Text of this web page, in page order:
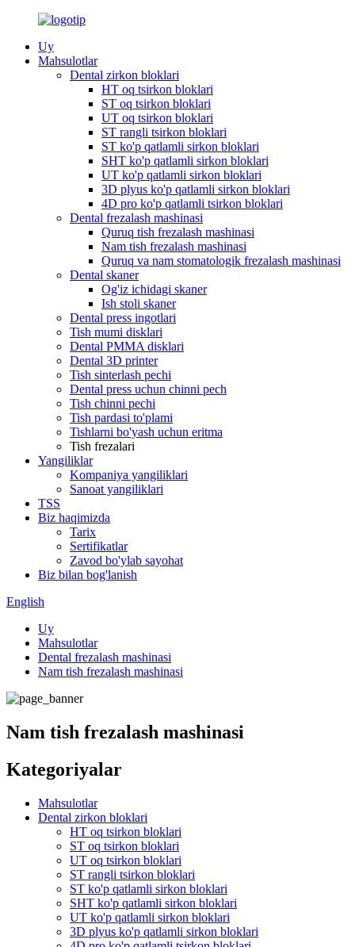
Uy
Mahsulotlar
Dental zirkon bloklari
HT oq tsirkon bloklari
ST oq tsirkon bloklari
UT oq tsirkon bloklari
ST rangli tsirkon bloklari
ST ko'p qatlamli sirkon bloklari
SHT ko'p qatlamli sirkon bloklari
UT ko'p qatlamli sirkon bloklari
3D plyus ko'p qatlamli sirkon bloklari
4D pro ko'p qatlamli tsirkon bloklari
Dental frezalash mashinasi
Quruq tish frezalash mashinasi
Nam tish frezalash mashinasi
Quruq va nam stomatologik frezalash mashinasi
Dental skaner
Og'iz ichidagi skaner
Ish stoli skaner
Dental press ingotlari
Tish mumi disklari
Dental PMMA disklari
Dental 3D printer
Tish sinterlash pechi
Dental press uchun chinni pech
Tish chinni pechi
Tish pardasi to'plami
Tishlarni bo'yash uchun eritma
Tish frezalari
Yangiliklar
Kompaniya yangiliklari
Sanoat yangiliklari
TSS
Biz haqimizda
Tarix
Sertifikatlar
Zavod bo'ylab sayohat
Biz bilan bog'lanish
English
Uy
Mahsulotlar
Dental frezalash mashinasi
Nam tish frezalash mashinasi
Nam tish frezalash mashinasi
Kategoriyalar
Mahsulotlar
Dental zirkon bloklari
HT oq tsirkon bloklari
ST oq tsirkon bloklari
UT oq tsirkon bloklari
ST rangli tsirkon bloklari
ST ko'p qatlamli sirkon bloklari
SHT ko'p qatlamli sirkon bloklari
UT ko'p qatlamli sirkon bloklari
3D plyus ko'p qatlamli sirkon bloklari